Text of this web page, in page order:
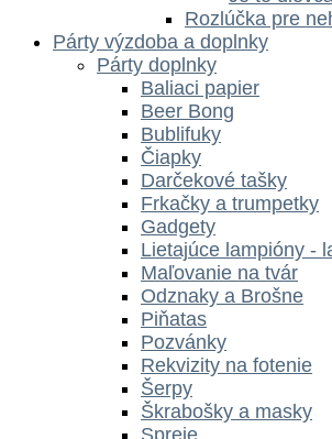
Rozlúčka pre
Párty výzdoba a doplnky
Párty doplnky
Baliaci papier
Beer Bong
Bublifuky
Čiapky
Darčekové tašky
Frkačky a trumpetky
Gadgety
Lietajúce lampióny -
Maľovanie na tvár
Odznaky a Brošne
Piňatas
Pozvánky
Rekvizity na fotenie
Šerpy
Škrabošky a masky
Spreje